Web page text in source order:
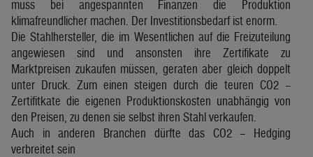
muss bei angespannten Finanzen die Produktion
klimafreundlicher machen. Der Investitionsbedarf ist enorm.
Die Stahlhersteller, die im Wesentlichen auf die Freizuteilung
angewiesen sind und ansonsten ihre Zertifikate zu
Marktpreisen zukaufen müssen, geraten aber gleich doppelt
unter Druck. Zum einen steigen durch die teuren CO2 –
Zertifitkate die eigenen Produktionskosten unabhängig von
den Preisen, zu denen sie selbst ihren Stahl verkaufen.
Auch in anderen Branchen dürfte das CO2 – Hedging
verbreitet sein